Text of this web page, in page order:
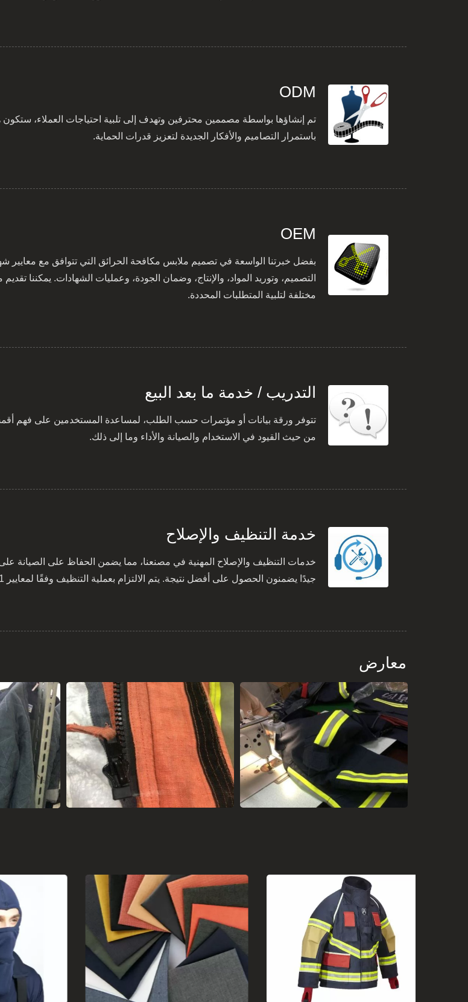
ODM
تم إنشاؤها بواسطة مصممين محترفين وتهدف إلى تلبية احتياجات العملاء، ستكون
باستمرار التصاميم والأفكار الجديدة لتعزيز قدرات الحماية.
OEM
التصميم، وتوريد المواد، والإنتاج، وضمان الجودة، وعمليات الشهادات. يمكننا
مختلفة لتلبية المتطلبات المحددة.
التدريب / خدمة ما بعد البيع
من حيث القيود في الاستخدام والصيانة والأداء وما إلى ذلك.
خدمة التنظيف والإصلاح
خدمات التنظيف والإصلاح المهنية في مصنعنا، مما يضمن الحفاظ على الصيانة
جيدًا يضمنون الحصول على أفضل نتيجة. يتم الالتزام بعملية التنظيف وفقًا لمعايير NFPA1851، مع أحدث مصنع للتنظيف لتلبية الطلبات العالية للعملاء.
معارض